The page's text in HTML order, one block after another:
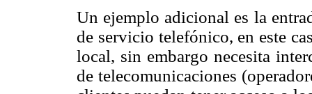
Un ejemplo adicional es la
de servicio telefónico, en este
local, sin embargo necesita
de telecomunicaciones